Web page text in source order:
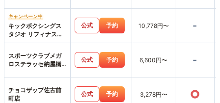
キャンペーン中
キックボクシングス
タジオ リフィナス名
古屋店
公式 予約 10,778円〜 -
スポーツクラブメガ
ロステラッセ納屋橋
公式 予約 6,600円〜 -
チョコザップ佐古前
町店
公式 予約 3,278円〜 ○